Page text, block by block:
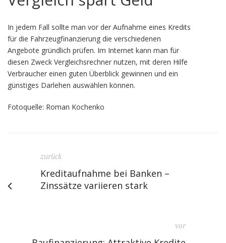
In jedem Fall sollte man vor der Aufnahme eines Kredits
für die Fahrzeugfinanzierung die verschiedenen
Angebote gründlich prüfen. Im Internet kann man für
diesen Zweck Vergleichsrechner nutzen, mit deren Hilfe
Verbraucher einen guten Überblick gewinnen und ein
günstiges Darlehen auswählen können.
Fotoquelle: Roman Kochenko
zurück
Kreditaufnahme bei Banken –
Zinssätze variieren stark
vor